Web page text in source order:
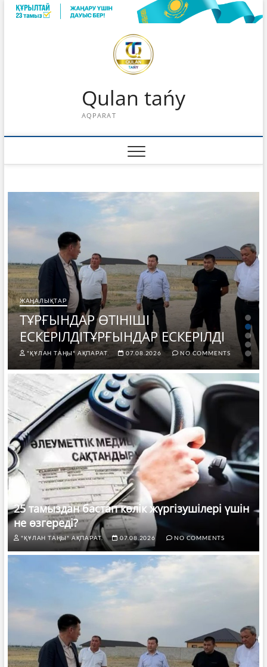
Skip
Qulan tańy
AQPARAT
ЖАҢАЛЫҚТАР
ТҰРҒЫНДАР ӨТІНІШІ
ЕСКЕРІЛДІТҰРҒЫНДАР ЕСКЕРІЛДІ
"ҚҰЛАН ТАҢЫ" АҚПАРАТ. 07.08.2026 NO COMMENTS
25 тамыздан бастап көлік жүргізушілері үшін
не өзгереді?
"ҚҰЛАН ТАҢЫ" АҚПАРАТ. 07.08.2026 NO COMMENTS